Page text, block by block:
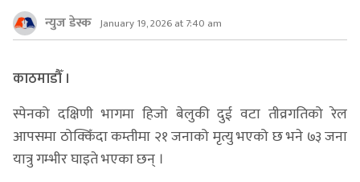
न्युज डेस्क January 19, 2026 at 7:40 am
काठमाडौँ ।
स्पेनको दक्षिणी भागमा हिजो बेलुकी दुई वटा तीव्रगतिको रेल
आपसमा ठोक्किँदा कम्तीमा २१ जनाको मृत्यु भएको छ भने ७३ जना
यात्रु गम्भीर घाइते भएका छन् ।